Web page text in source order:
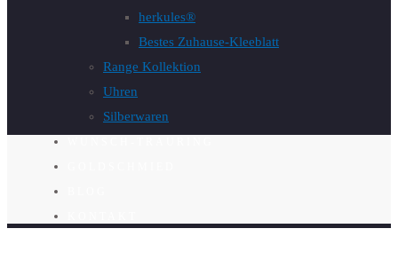
herkules®
Bestes Zuhause-Kleeblatt
Range Kollektion
Uhren
Silberwaren